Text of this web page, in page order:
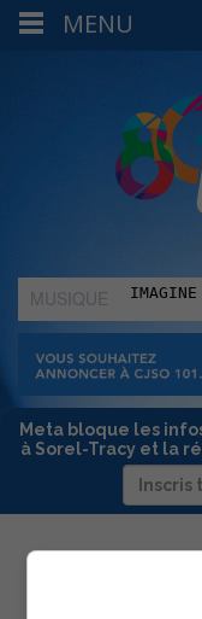
MUSIQUE
:
Meta bloque les
à Sorel-Tracy et la
BLOGUE DE
PRÉVISION DU SOREL
MENU